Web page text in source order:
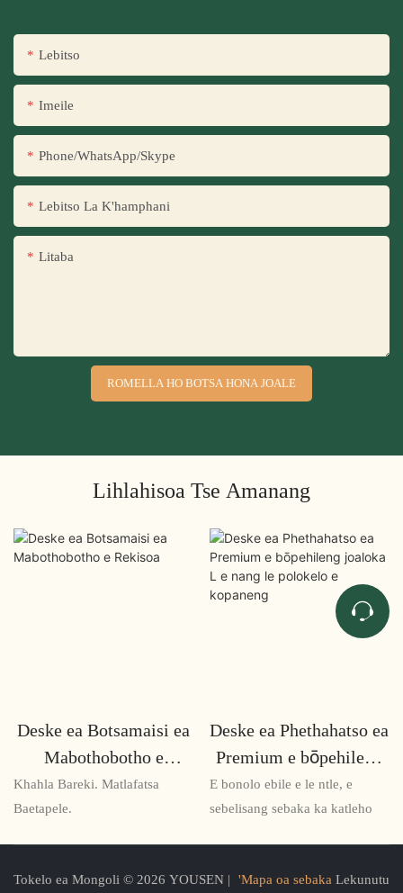
Lebitso
Imeile
Phone/WhatsApp/Skype
Lebitso La K'hamphani
Litaba
ROMELLA HO BOTSA HONA JOALE
Lihlahisoa Tse Amanang
Deske ea Botsamaisi ea
Mabothobotho e
Rekisoa
Khahla Bareki. Matlafatsa
Baetapele.
Deske ea Phethahatso ea
Premium e bōpehileng
joaloka L e nang le
polokelo e kopaneng
E bonolo ebile e le ntle, e
sebelisang sebaka ka katleho
Tokelo ea Mongoli © 2026 YOUSEN | 'Mapa oa sebaka Lekunutu